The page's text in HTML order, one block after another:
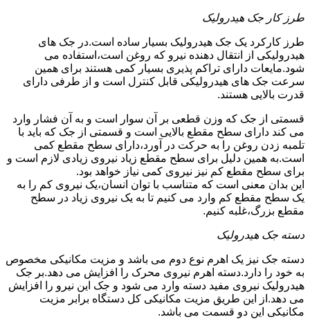
طرز کار جک هیدرولیک
طرز کارکرد یک جک هیدرولیک بسیار ساده است.در جک های
هیدرولیکی از انتقال دهنده نیرو که روغن است،استفاده می
شود.مایعات دارای تراکم پذیری بسیار کمی هستند برای همین
سرعت جک های هیدرولیکی قابل کنترل است و از طرفی دارای
قدرت بالایی هستند.
قسمتی از جک که وزن قطعی بر آن سوار است و به آن فشار وارد
می کند دارای سطح مقطع بالایی است و قسمتی از جک که باید با
تلمبه زدن روغن را به حرکت در آورد،دارای سطح مقطع کمی
است.به همین دلیل برای سطح مقطع زیاد نیروی زیادی لازم است و
برای سطح مقطع کم نیز نیروی کمی نیاز خواهد بود.
این بدان معنی است که متناسب با توان انسان،یک نیروی کم را به
یک سطح مقطع کم وارد می کنیم تا به یک نیروی زیاد در سطح
مقطع بزرگ،غلبه کنیم.
دسته جک هیدرولیک
دسته جک نیز یک اهرم نوع دوم می باشد و مزیت مکانیکی مخصوص
به خود را دارد.دسته اهرم نیروی محرک را افزایش می دهد.بر جک
هیدرولیک نیروی مفید دسته وارد می شود و جک این نیرو را افزایش
می دهد.از این طریق مزیت مکانیکی کل دستگاه برابر مزیت
مکانیکی این دو قسمت می باشد.